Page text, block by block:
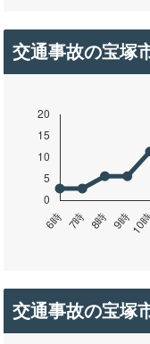
交通事故の宝塚
交通事故の宝塚